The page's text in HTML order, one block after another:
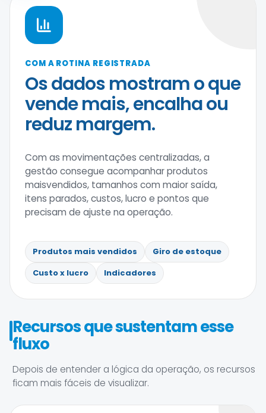
COM A ROTINA REGISTRADA
Os dados mostram o que
vende mais, encalha ou
reduz margem.
Com as movimentações centralizadas, a
gestão consegue acompanhar produtos
maisvendidos, tamanhos com maior saída,
itens parados, custos, lucro e pontos que
precisam de ajuste na operação.
Produtos mais vendidos
Giro de estoque
Custo x lucro
Indicadores
Recursos que sustentam esse
fluxo
Depois de entender a lógica da operação, os recursos
ficam mais fáceis de visualizar.